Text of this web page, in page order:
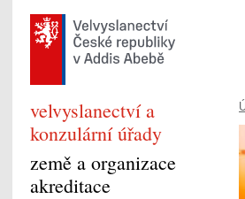
velvyslanectví a
konzulární úřady
země a organizace
akreditace